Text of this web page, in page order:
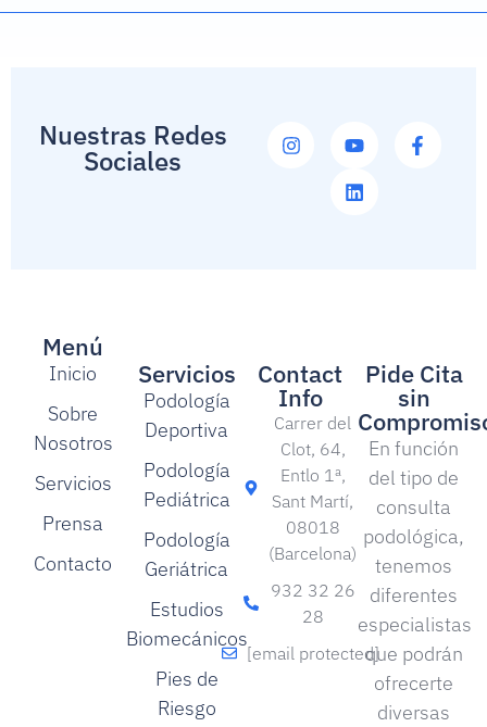
Nuestras Redes
Sociales
Menú
Inicio
Sobre
Nosotros
Servicios
Prensa
Contacto
Servicios
Podología
Deportiva
Podología
Pediátrica
Podología
Geriátrica
Estudios
Biomecánicos
Pies de
Riesgo
Contact
Info
Carrer del
Clot, 64,
Entlo 1ª,
Sant Martí,
08018
(Barcelona)
932 32 26
28
[email protected]
Pide Cita
sin
En función
del tipo de
consulta
podológica,
tenemos
diferentes
especialistas
que podrán
ofrecerte
diversas